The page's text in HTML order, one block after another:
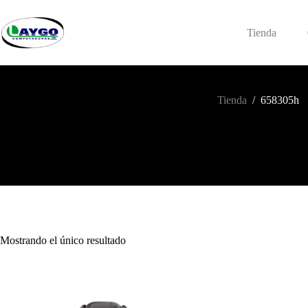
contenido
Tienda
Tienda / 658305h
Mostrando el único resultado